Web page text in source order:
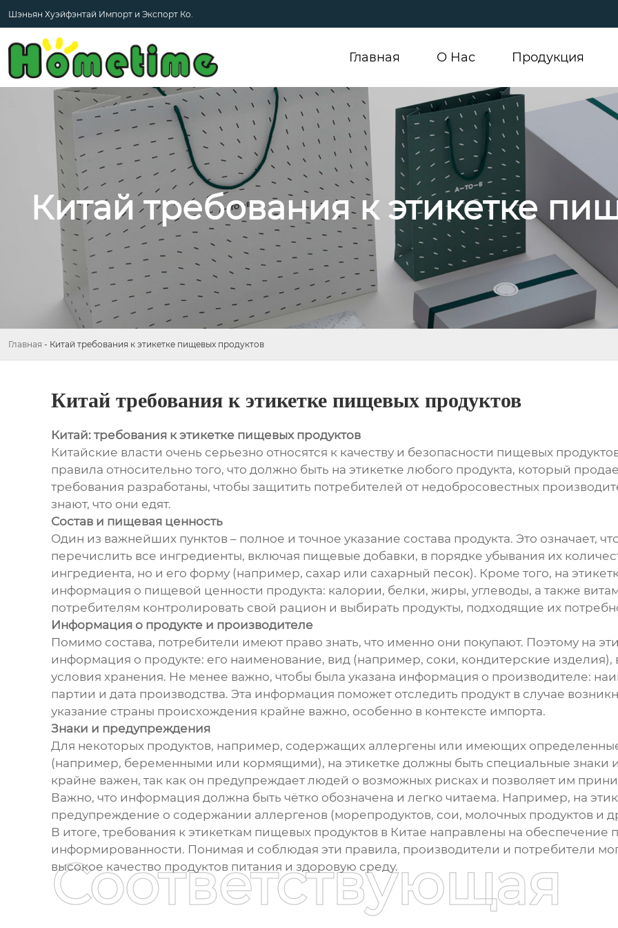
Шэньян Хуэйфэнтай Импорт и Экспорт Ко.
Главная О Hас Продукция
Китай требования к этикетке
Главная - Китай требования к этикетке пищевых продуктов
Китай требования к этикетке пищевых продуктов
Китай: требования к этикетке пищевых продуктов
Китайские власти очень серьезно относятся к качеству и безопасности пищевых
правила относительно того, что должно быть на этикетке любого продукта, который
требования разработаны, чтобы защитить потребителей от недобросовестных
знают, что они едят.
Состав и пищевая ценность
Один из важнейших пунктов – полное и точное указание состава продукта. Это означает,
перечислить все ингредиенты, включая пищевые добавки, в порядке убывания их
ингредиента, но и его форму (например, сахар или сахарный песок). Кроме того, на
информация о пищевой ценности продукта: калории, белки, жиры, углеводы, а также
потребителям контролировать свой рацион и выбирать продукты, подходящие их
Информация о продукте и производителе
Помимо состава, потребители имеют право знать, что именно они покупают. Поэтому на
информация о продукте: его наименование, вид (например, соки, кондитерские изделия),
условия хранения. Не менее важно, чтобы была указана информация о производителе:
партии и дата производства. Эта информация поможет отследить продукт в случае
указание страны происхождения крайне важно, особенно в контексте импорта.
Знаки и предупреждения
Для некоторых продуктов, например, содержащих аллергены или имеющих
(например, беременными или кормящими), на этикетке должны быть специальные знаки
крайне важен, так как он предупреждает людей о возможных рисках и позволяет им
Важно, что информация должна быть чётко обозначена и легко читаема. Например, на
предупреждение о содержании аллергенов (морепродуктов, сои, молочных продуктов и
В итоге, требования к этикеткам пищевых продуктов в Китае направлены на обеспечение
информированности. Понимая и соблюдая эти правила, производители и потребители
высокое качество продуктов питания и здоровую среду.
Соответствующая